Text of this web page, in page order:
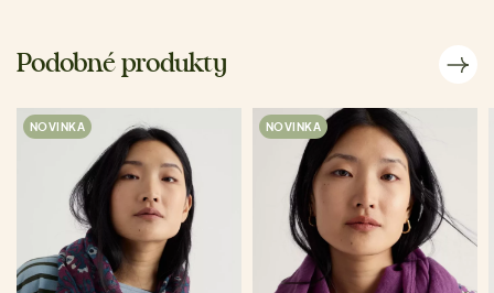
Podobné produkty
NOVINKA NOVINKA